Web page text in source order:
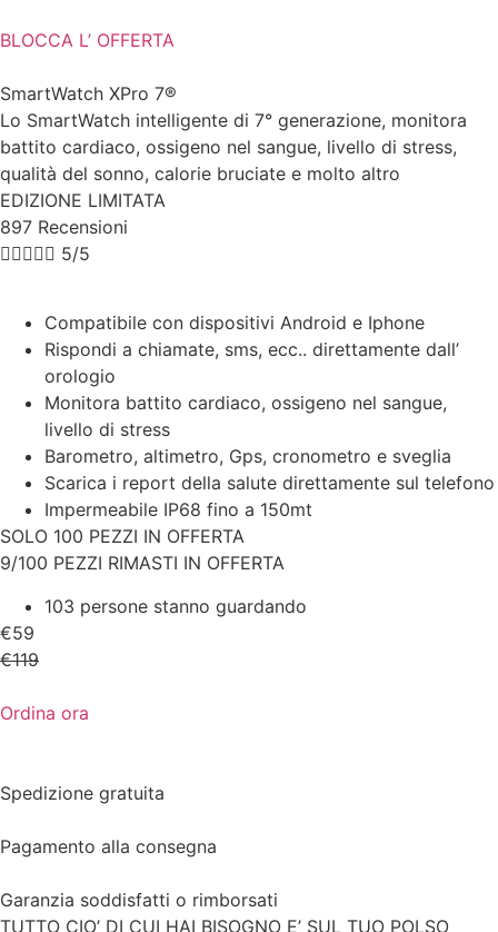
BLOCCA L’ OFFERTA
SmartWatch XPro 7®
Lo SmartWatch intelligente di 7° generazione, monitora
battito cardiaco, ossigeno nel sangue, livello di stress,
qualità del sonno, calorie bruciate e molto altro
EDIZIONE LIMITATA
897 Recensioni
 5/5
Compatibile con dispositivi Android e Iphone
Rispondi a chiamate, sms, ecc.. direttamente dall’
orologio
Monitora battito cardiaco, ossigeno nel sangue,
livello di stress
Barometro, altimetro, Gps, cronometro e sveglia
Scarica i report della salute direttamente sul telefono
Impermeabile IP68 fino a 150mt
SOLO 100 PEZZI IN OFFERTA
9/100 PEZZI RIMASTI IN OFFERTA
103 persone stanno guardando
€59
€119
Ordina ora
Spedizione gratuita
Pagamento alla consegna
Garanzia soddisfatti o rimborsati
TUTTO CIO’ DI CUI HAI BISOGNO E’ SUL TUO POLSO